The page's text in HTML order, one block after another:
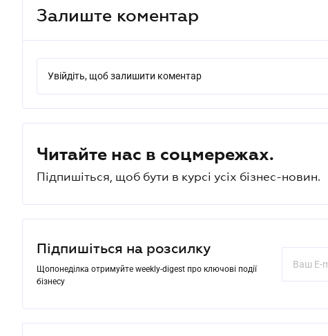
Залиште коментар
Увійдіть, щоб залишити коментар
Читайте нас в соцмережах.
Підпишіться, щоб бути в курсі усіх бізнес-новин.
Підпишіться на розсилку
Щопонеділка отримуйте weekly-digest про ключові події
бізнесу